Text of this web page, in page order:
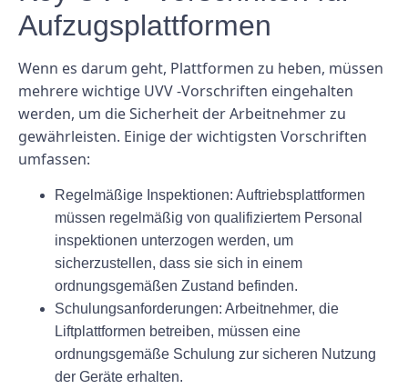
Aufzugsplattformen
Wenn es darum geht, Plattformen zu heben, müssen
mehrere wichtige UVV -Vorschriften eingehalten
werden, um die Sicherheit der Arbeitnehmer zu
gewährleisten. Einige der wichtigsten Vorschriften
umfassen:
Regelmäßige Inspektionen: Auftriebsplattformen
müssen regelmäßig von qualifiziertem Personal
inspektionen unterzogen werden, um
sicherzustellen, dass sie sich in einem
ordnungsgemäßen Zustand befinden.
Schulungsanforderungen: Arbeitnehmer, die
Liftplattformen betreiben, müssen eine
ordnungsgemäße Schulung zur sicheren Nutzung
der Geräte erhalten.